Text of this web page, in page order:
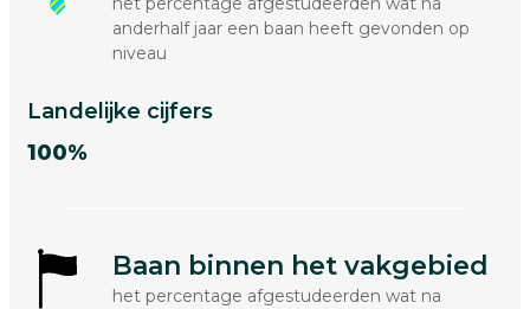
anderhalf jaar een baan heeft gevonden op
niveau
Landelijke cijfers
100%
Baan binnen het vakgebied
het percentage afgestudeerden wat na